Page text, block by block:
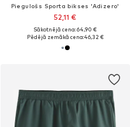
Piegulošs Sporta bikses 'Adizero'
52,11 €
Sākotnējā cena: 64,90 €
Pēdējā zemākā cena:46,32 €